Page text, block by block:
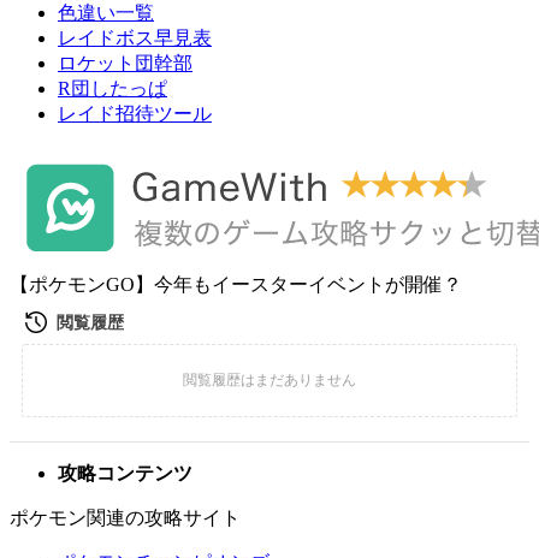
色違い一覧
レイドボス早見表
ロケット団幹部
R団したっぱ
レイド招待ツール
【ポケモンGO】今年もイースターイベントが開催？
攻略コンテンツ
ポケモン関連の攻略サイト